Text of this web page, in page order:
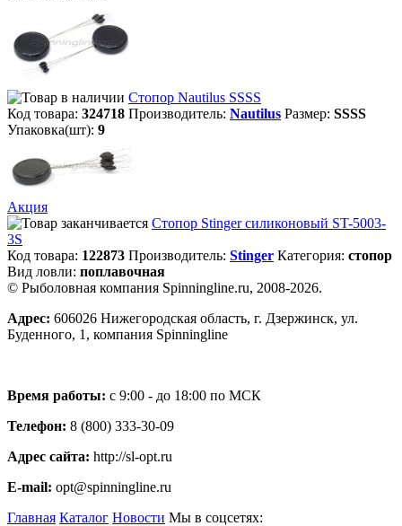
Стопор Nautilus SSSS
Код товара: 324718 Производитель: Nautilus Размер: SSSS
Упаковка(шт): 9
Акция
Стопор Stinger силиконовый ST-5003-
3S
Код товара: 122873 Производитель: Stinger Категория: стопор
Вид ловли: поплавочная
© Рыболовная компания Spinningline.ru, 2008-2026.
Адрес: 606026 Нижегородская область, г. Дзержинск, ул.
Буденного, 1, компания Spinningline
Время работы: с 9:00 - до 18:00 по МСК
Телефон: 8 (800) 333-30-09
Адрес сайта: http://sl-opt.ru
E-mail: opt@spinningline.ru
Главная Каталог Новости Мы в соцсетях: